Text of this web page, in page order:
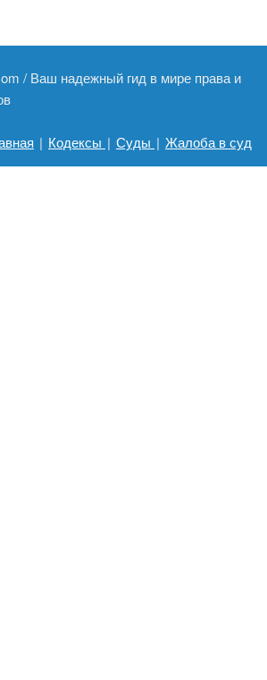
/ Ваш надежный гид в мире права и
| Кодексы | Суды | Жалоба в суд